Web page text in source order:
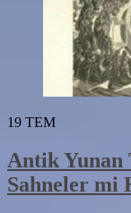
19 TEM
Antik Yunan
Sahneler mi